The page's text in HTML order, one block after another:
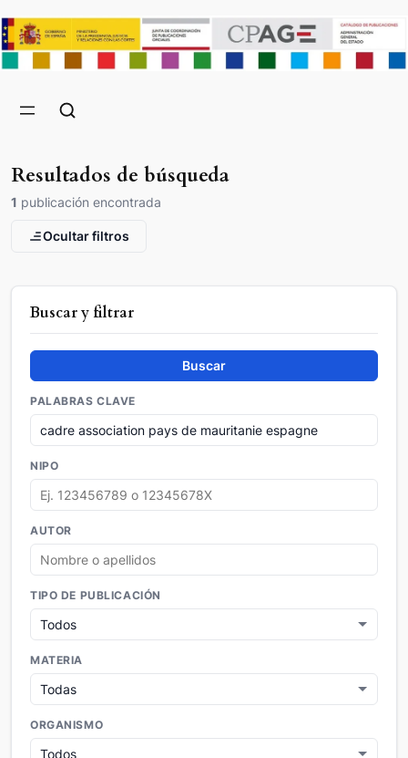
Resultados de búsqueda
1 publicación encontrada
Ocultar filtros
Buscar y filtrar
Buscar
PALABRAS CLAVE
NIPO
AUTOR
TIPO DE PUBLICACIÓN
MATERIA
ORGANISMO